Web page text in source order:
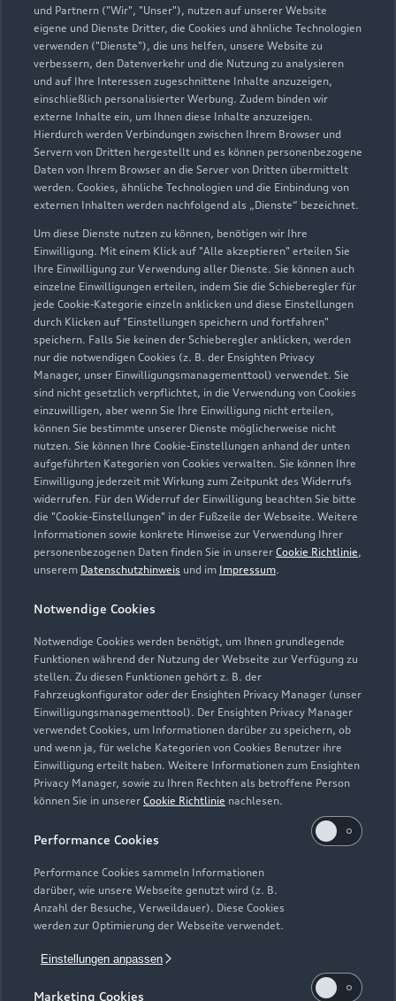
und Partnern ("Wir", "Unser"), nutzen auf unserer Website
eigene und Dienste Dritter, die Cookies und ähnliche Technologien
verwenden ("Dienste"), die uns helfen, unsere Website zu
verbessern, den Datenverkehr und die Nutzung zu analysieren
und auf Ihre Interessen zugeschnittene Inhalte anzuzeigen,
einschließlich personalisierter Werbung. Zudem binden wir
externe Inhalte ein, um Ihnen diese Inhalte anzuzeigen.
Hierdurch werden Verbindungen zwischen Ihrem Browser und
Servern von Dritten hergestellt und es können personenbezogene
Daten von Ihrem Browser an die Server von Dritten übermittelt
werden. Cookies, ähnliche Technologien und die Einbindung von
externen Inhalten werden nachfolgend als „Dienste“ bezeichnet.
Um diese Dienste nutzen zu können, benötigen wir Ihre
Einwilligung. Mit einem Klick auf "Alle akzeptieren" erteilen Sie
Ihre Einwilligung zur Verwendung aller Dienste. Sie können auch
einzelne Einwilligungen erteilen, indem Sie die Schieberegler für
jede Cookie-Kategorie einzeln anklicken und diese Einstellungen
durch Klicken auf "Einstellungen speichern und fortfahren"
speichern. Falls Sie keinen der Schieberegler anklicken, werden
nur die notwendigen Cookies (z. B. der Ensighten Privacy
Manager, unser Einwilligungsmanagementtool) verwendet. Sie
sind nicht gesetzlich verpflichtet, in die Verwendung von Cookies
einzuwilligen, aber wenn Sie Ihre Einwilligung nicht erteilen,
können Sie bestimmte unserer Dienste möglicherweise nicht
nutzen. Sie können Ihre Cookie-Einstellungen anhand der unten
aufgeführten Kategorien von Cookies verwalten. Sie können Ihre
Einwilligung jederzeit mit Wirkung zum Zeitpunkt des Widerrufs
widerrufen. Für den Widerruf der Einwilligung beachten Sie bitte
die "Cookie-Einstellungen" in der Fußzeile der Webseite. Weitere
Informationen sowie konkrete Hinweise zur Verwendung Ihrer
personenbezogenen Daten finden Sie in unserer Cookie Richtlinie,
unserem Datenschutzhinweis und im Impressum.
Notwendige Cookies
Notwendige Cookies werden benötigt, um Ihnen grundlegende
Funktionen während der Nutzung der Webseite zur Verfügung zu
stellen. Zu diesen Funktionen gehört z. B. der
Fahrzeugkonfigurator oder der Ensighten Privacy Manager (unser
Einwilligungsmanagementtool). Der Ensighten Privacy Manager
verwendet Cookies, um Informationen darüber zu speichern, ob
und wenn ja, für welche Kategorien von Cookies Benutzer ihre
Einwilligung erteilt haben. Weitere Informationen zum Ensighten
Privacy Manager, sowie zu Ihren Rechten als betroffene Person
können Sie in unserer Cookie Richtlinie nachlesen.
Performance Cookies
Performance Cookies sammeln Informationen
darüber, wie unsere Webseite genutzt wird (z. B.
Anzahl der Besuche, Verweildauer). Diese Cookies
werden zur Optimierung der Webseite verwendet.
Einstellungen anpassen
Marketing Cookies
Lengenfelder Straße 198
08064 Zwickau
037607 8640
info@ah-kiessling.de
Kontaktdaten herunterladen
Öffnungszeiten
Verkauf/Showroom
Geschlossen,öffnet amMontag 08:00
Service/Werkstatt
Geschlossen,öffnet am Montag 06:00
Bitte beachten Sie, dass außerhalb der gesetzlichen
Probefahrt erfolgen kann.
Zurück nach oben
Modelle
Elektromodelle
Plug-in-Hybride
Neuwagensuche
Gebrauchtwagensuche
Service & Zubehör
Saisonale Angebote
Audi Services
Garantie
Support
Über Audi